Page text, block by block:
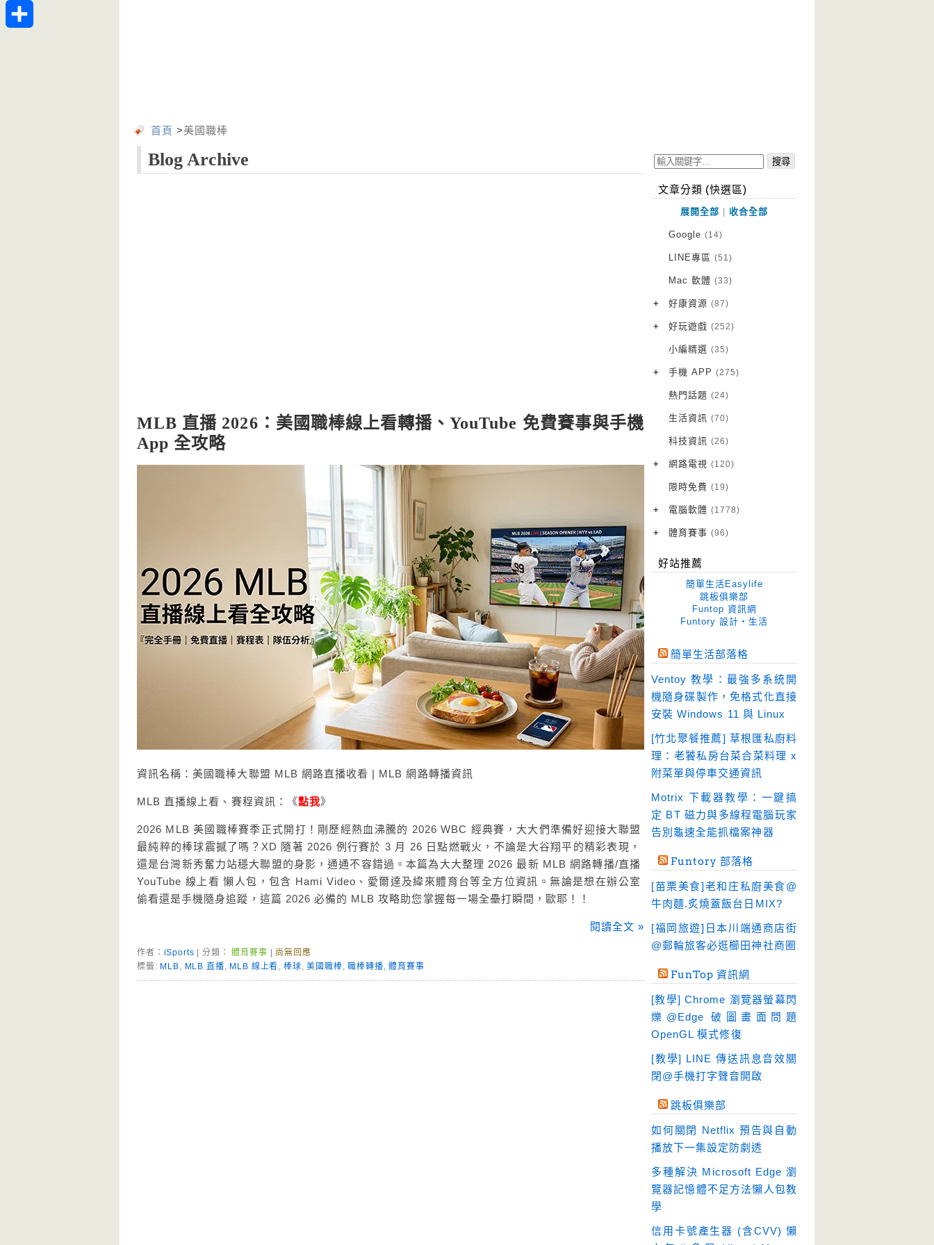
首頁 >美國職棒
Blog Archive
MLB 直播 2026：美國職棒線上看轉播、YouTube 免費賽事與手機
App 全攻略
資訊名稱：美國職棒大聯盟 MLB 網路直播收看 | MLB 網路轉播資訊
MLB 直播線上看、賽程資訊：《點我》
2026 MLB 美國職棒賽季正式開打！剛歷經熱血沸騰的 2026 WBC 經典賽，大大們準備好迎接大聯盟
最純粹的棒球震撼了嗎？XD 隨著 2026 例行賽於 3 月 26 日點燃戰火，不論是大谷翔平的精彩表現，
還是台灣新秀奮力站穩大聯盟的身影，通通不容錯過。本篇為大大整理 2026 最新 MLB 網路轉播/直播
YouTube 線上看 懶人包，包含 Hami Video、愛爾達及緯來體育台等全方位資訊。無論是想在辦公室
偷看還是手機隨身追蹤，這篇 2026 必備的 MLB 攻略助您掌握每一場全壘打瞬間，歐耶！！
閱讀全文 »
作者： iSports | 分類：體育賽事
尚無回應
標籤: MLB, MLB 直播, MLB 線上看, 棒球,美國職棒,職棒轉播,體育賽事
文章分類 (快選區)
展開全部 收合全部
Google (14)
LINE專區 (51)
Mac 軟體 (33)
+ 好康資源 (87)
VPN 翻牆
免費資源
字體下載
網站推薦
+ 好玩遊戲 (252)
Android 遊戲
iOS 遊戲
網頁遊戲
電腦遊戲
小編精選 (35)
+ 手機 APP (275)
Android 軟體
iOS 軟體
Root 相關
越獄JB
熱門話題 (24)
生活資訊 (70)
科技資訊 (26)
+ 網路電視 (120)
電視影集
電視節目
限時免費 (19)
+ 電腦軟體 (1778)
作業系統
優化軟體 (38)
光碟工具 (33)
免安裝 (641)
即時通訊 (23)
壓縮軟體 (9)
安全防護 (55)
影音播放 (51)
影音轉檔 (81)
教育學習 (23)
文書工具 (91)
畫面擷取 (36)
看圖程式 (17)
硬碟工具 (64)
系統工具 (242)
(188)
翻譯軟體 (3)
輸入法 (4)
+ 體育賽事 (96)
好站推薦
簡單生活Easylife
跳板俱樂部
Funtop 資訊網
Funtory 設計‧生活
簡單生活部落格
Ventoy 教學：最強多系統開
機隨身碟製作，免格式化直接
安裝 Windows 11 與 Linux
[竹北聚餐推薦] 草根匯私廚料
理：老饕私房台菜合菜料理 x
附菜單與停車交通資訊
Motrix 下載器教學：一鍵搞
定 BT 磁力與多線程電腦玩家
告別龜速全能抓檔案神器
Funtory 部落格
[苗栗美食]老和庄私廚美食@
牛肉麵.炙燒蓋飯台日MIX?
[福岡旅遊]日本川端通商店街
@郵輪旅客必逛櫛田神社商圈
FunTop 資訊網
[教學] Chrome 瀏覽器螢幕閃
爍@Edge 破圖畫面問題
OpenGL 模式修復
[教學] LINE 傳送訊息音效關
閉@手機打字聲音開啟
跳板俱樂部
如何關閉 Netflix 預告與自動
播放下一集設定防劇透
多種解決 Microsoft Edge 瀏
覽器記憶體不足方法懶人包教
學
信用卡號產生器 (含CVV) 懶
Telegram